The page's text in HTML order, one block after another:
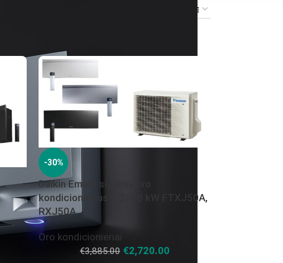
-30%
Daikin Emura sieninis oro
kondicionierius 5.0/5.8 kW FTXJ50A,
RXJ50A
Oro kondicionieriai
€3,885.00 €2,720.00